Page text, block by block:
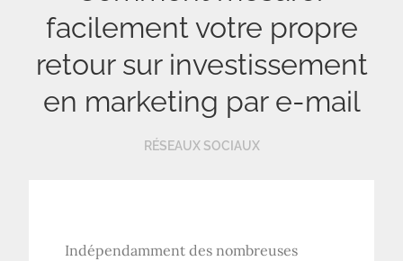
facilement votre propre
retour sur investissement
en marketing par e-mail
RÉSEAUX SOCIAUX
Indépendamment des nombreuses